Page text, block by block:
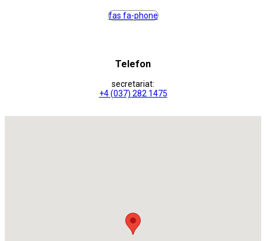
fas fa-phone
Telefon
secretariat:
+4 (037) 282 1475